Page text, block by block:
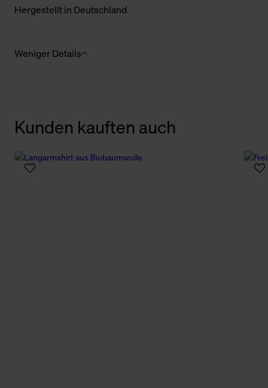
Hergestellt in Deutschland
Weniger Details
Kunden kauften auch